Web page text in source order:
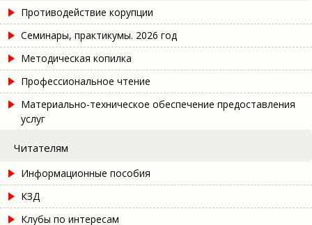
Противодействие корупции
Семинары, практикумы. 2026 год
Методическая копилка
Профессиональное чтение
Материально-техническое обеспечение предоставления
услуг
Читателям
Информационные пособия
КЗД
Клубы по интересам